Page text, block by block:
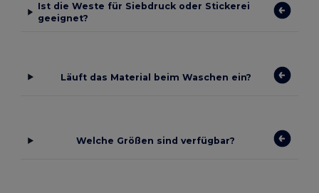
Ist die Weste für Siebdruck oder Stickerei
geeignet?
Läuft das Material beim Waschen ein?
Welche Größen sind verfügbar?